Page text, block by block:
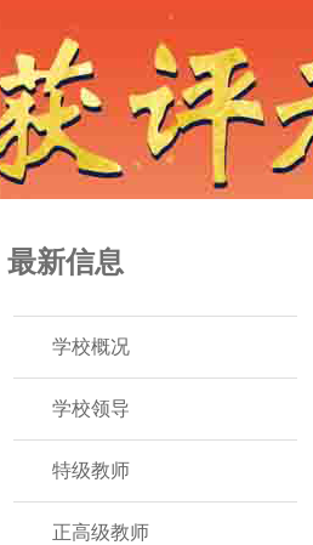
最新信息
学校概况
学校领导
特级教师
正高级教师